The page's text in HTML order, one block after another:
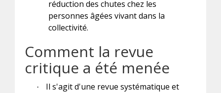
réduction des chutes chez les
personnes âgées vivant dans la
collectivité.
Comment la revue
critique a été menée
·
Il s'agit d'une revue systématique et